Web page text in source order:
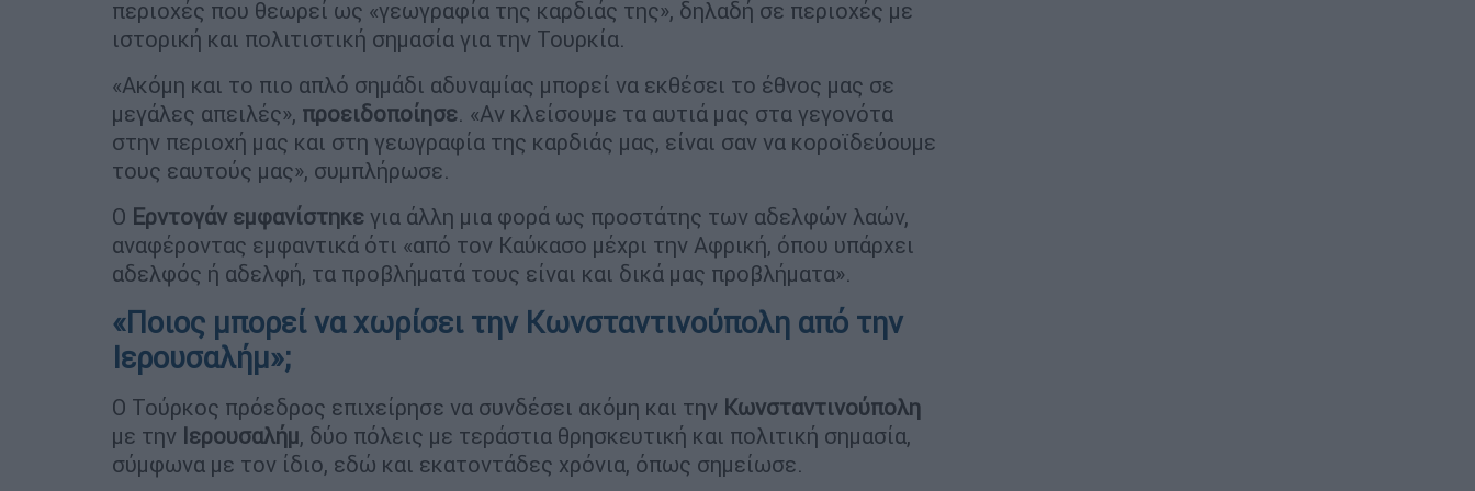
περιοχές που θεωρεί ως «γεωγραφία της καρδιάς της», δηλαδή σε περιοχές με
ιστορική και πολιτιστική σημασία για την Τουρκία.
«Ακόμη και το πιο απλό σημάδι αδυναμίας μπορεί να εκθέσει το έθνος μας σε
μεγάλες απειλές», προειδοποίησε. «Αν κλείσουμε τα αυτιά μας στα γεγονότα
στην περιοχή μας και στη γεωγραφία της καρδιάς μας, είναι σαν να κοροϊδεύουμε
τους εαυτούς μας», συμπλήρωσε.
Ο Ερντογάν εμφανίστηκε για άλλη μια φορά ως προστάτης των αδελφών λαών,
αναφέροντας εμφαντικά ότι «από τον Καύκασο μέχρι την Αφρική, όπου υπάρχει
αδελφός ή αδελφή, τα προβλήματά τους είναι και δικά μας προβλήματα».
«Ποιος μπορεί να χωρίσει την Κωνσταντινούπολη από την
Ιερουσαλήμ»;
Ο Τούρκος πρόεδρος επιχείρησε να συνδέσει ακόμη και την Κωνσταντινούπολη
με την Ιερουσαλήμ, δύο πόλεις με τεράστια θρησκευτική και πολιτική σημασία,
σύμφωνα με τον ίδιο, εδώ και εκατοντάδες χρόνια, όπως σημείωσε.